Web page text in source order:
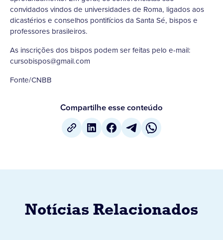
convidados vindos de universidades de Roma, ligados aos
dicastérios e conselhos pontifícios da Santa Sé, bispos e
professores brasileiros.
As inscrições dos bispos podem ser feitas pelo e-mail:
cursobispos@gmail.com
Fonte/CNBB
Compartilhe esse conteúdo
Notícias Relacionados